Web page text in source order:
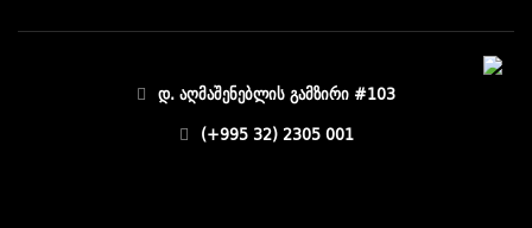
დ. აღმაშენებლის გამზირი #103
(+995 32) 2305 001